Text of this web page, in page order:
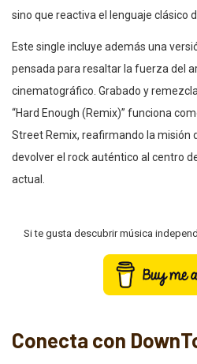
sino que reactiva el lenguaje clásico
Este single incluye además una
pensada para resaltar la fuerza del
cinematográfico. Grabado y
“Hard Enough (Remix)” funciona
Street Remix, reafirmando la misión
devolver el rock auténtico al centro
actual.
Si te gusta descubrir música
Conecta con